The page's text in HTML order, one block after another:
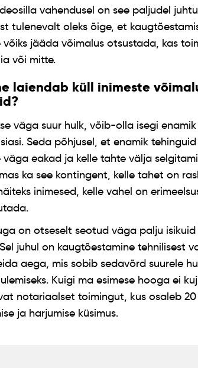
vahendusel on see paljudel
tulenevalt oleks õige, et
jääda võimalus otsustada, kas
või mitte.
laiendab küll inimeste
väga suur hulk, võib-olla isegi
Seda põhjusel, et enamik
väga eakad ja kelle tahte välja
ka see kontingent, kelle tahet on
inimesed, kelle vahel on
on otseselt seotud väga palju isikuid
juhul on kaugtõestamine tehnilisest
aega, mis sobib sedavõrd suurele
Kuigi ma esimese hooga ei
notariaalset toimingut, kus osaleb 20
ja harjumise küsimus.